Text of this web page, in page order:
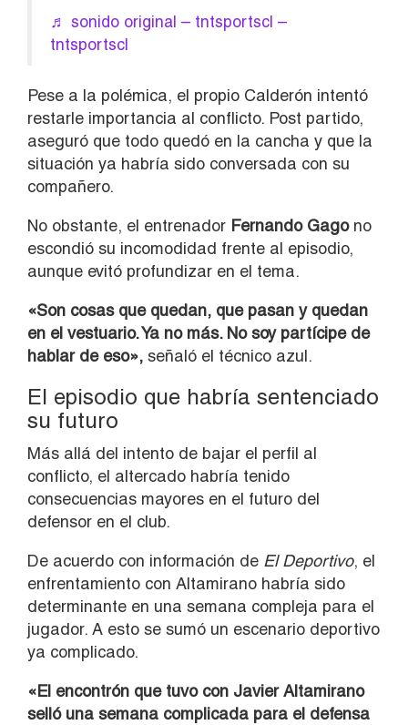
♬ sonido original – tntsportscl –
tntsportscl
Pese a la polémica, el propio Calderón intentó
restarle importancia al conflicto. Post partido,
aseguró que todo quedó en la cancha y que la
situación ya habría sido conversada con su
compañero.
No obstante, el entrenador Fernando Gagono
escondió su incomodidad frente al episodio,
aunque evitó profundizar en el tema.
«Son cosas que quedan, que pasan y quedan
en el vestuario. Ya no más. No soy partícipe de
hablar de eso», señaló el técnico azul.
El episodio que habría sentenciado
su futuro
Más allá del intento de bajar el perfil al
conflicto, el altercado habría tenido
consecuencias mayores en el futuro del
defensor en el club.
De acuerdo con información de El Deportivo, el
enfrentamiento con Altamirano habría sido
determinante en una semana compleja para el
jugador. A esto se sumó un escenario deportivo
ya complicado.
«El encontrón que tuvo con Javier Altamirano
selló una semana complicada para el defensa